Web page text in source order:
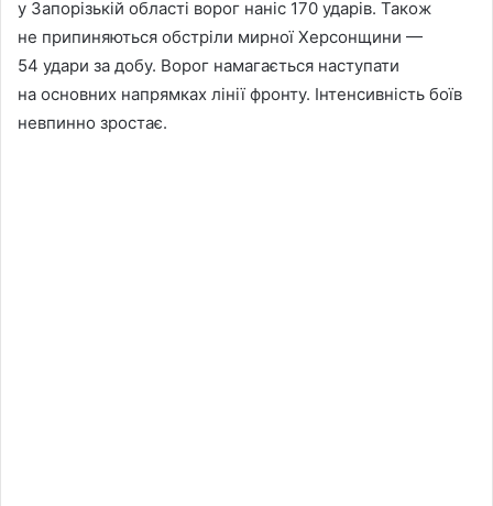
у Запорізькій області ворог наніс 170 ударів. Також
не припиняються обстріли мирної Херсонщини —
54 удари за добу. Ворог намагається наступати
на основних напрямках лінії фронту. Інтенсивність боїв
невпинно зростає.